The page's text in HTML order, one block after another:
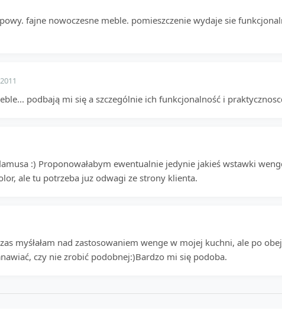
fajne nowoczesne meble. pomieszczenie wydaje sie
podbają mi się a szczególnie ich funkcjonalność i
:) Proponowałabym ewentualnie jedynie jakieś wstawki
ale tu potrzeba juz odwagi ze strony klienta.
myśłałam nad zastosowaniem wenge w mojej kuchni, ale po
czy nie zrobić podobnej:)Bardzo mi się podoba.